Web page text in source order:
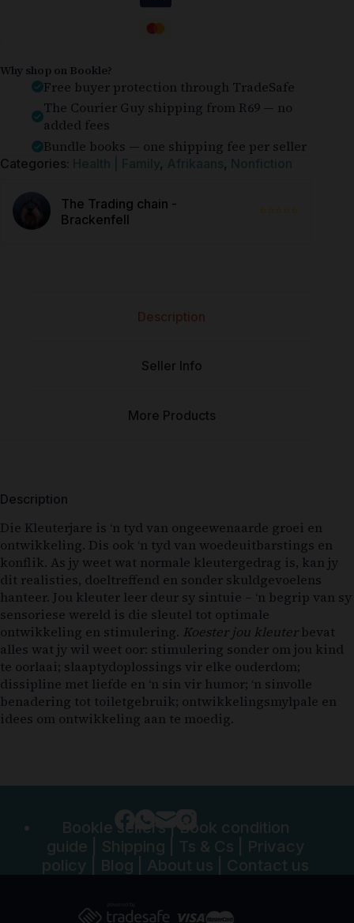
Why shop on Bookle?
Free buyer protection through TradeSafe
The Courier Guy shipping from R69 — no
added fees
Bundle books — one shipping fee per seller
Categories: Health | Family, Afrikaans, Nonfiction
The Trading chain -
Brackenfell
⭐⭐⭐⭐⭐
Description
Seller Info
More Products
Description
Die Kleuterjare is ‘n tyd van ongeewenaarde groei en
ontwikkeling. Dis ook ‘n tyd van woedeuitbarstings en
konflik. As jy weet wat normale kleutergedrag is, kan jy
dit realisties, doeltreffend en sonder skuldgevoelens
hanteer. Jou kleuter leer deur sy sintuie – ‘n begrip van sy
sensoriese wereld is die sleutel tot optimale
ontwikkeling en stimulering. Koester jou kleuterbevat
alles wat jy wil weet oor: stimulering sonder om jou kind
te oorlaai; slaaptydoplossings vir elke ouderdom;
dissipline met liefde en ‘n sin vir humor; ‘n sinvolle
benadering tot toiletgebruik; ontwikkelingsmylpale en
idees om ontwikkeling aan te moedig.
Bookle sellers|Book condition
guide
Shipping Ts & Cs
Privacy
policy
Blog About us Contact us